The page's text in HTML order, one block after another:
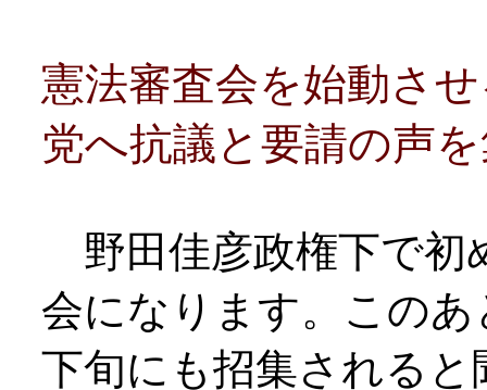
憲法審査会を始動さ
党へ抗議と要請の声
野田佳彦政権下で初
会になります。この
下旬にも招集されると